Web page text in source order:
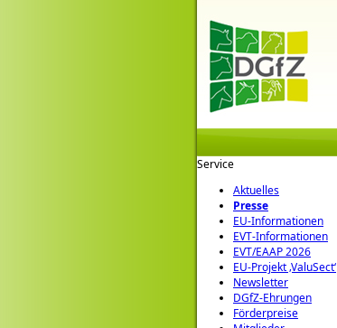
Service
Aktuelles
Presse
EU-Informationen
EVT-Informationen
EVT/EAAP 2026
EU-Projekt ‚ValuSect‘
Newsletter
DGfZ-Ehrungen
Förderpreise